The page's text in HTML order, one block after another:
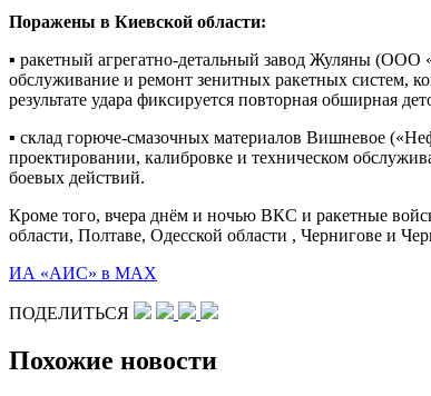
Поражены в Киевской области:
▪️ ракетный агрегатно-детальный завод Жуляны (ООО
обслуживание и ремонт зенитных ракетных систем,
результате удара фиксируется повторная обширная
▪️ склад горюче-смазочных материалов Вишневое
проектировании, калибровке и техническом
боевых действий.
Кроме того, вчера днём и ночью ВКС и ракетные
области, Полтаве, Одесской области , Чернигове и
ИА «АИС» в МАХ
ПОДЕЛИТЬСЯ
Похожие новости